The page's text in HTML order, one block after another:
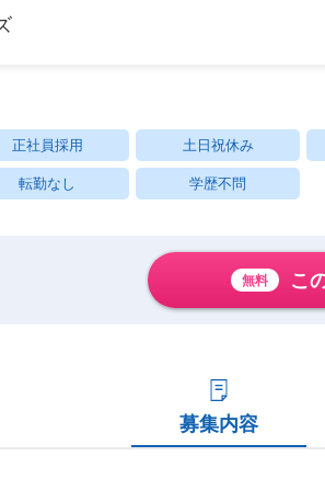
正社員採用 土日祝休み
転勤なし 学歴不問
無料 こ
募集内容